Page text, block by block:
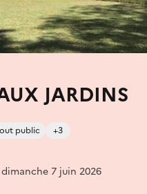
JARDINS
public +3
7 juin 2026